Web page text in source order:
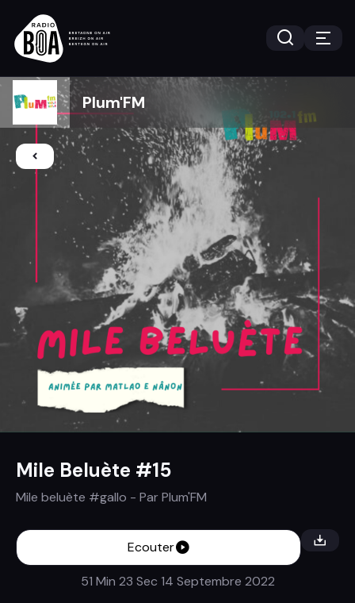
Plum'FM
Mile Beluète #15
Mile beluète #gallo - ParPlum'FM
Ecouter
51 Min 23 Sec 14 Septembre 2022